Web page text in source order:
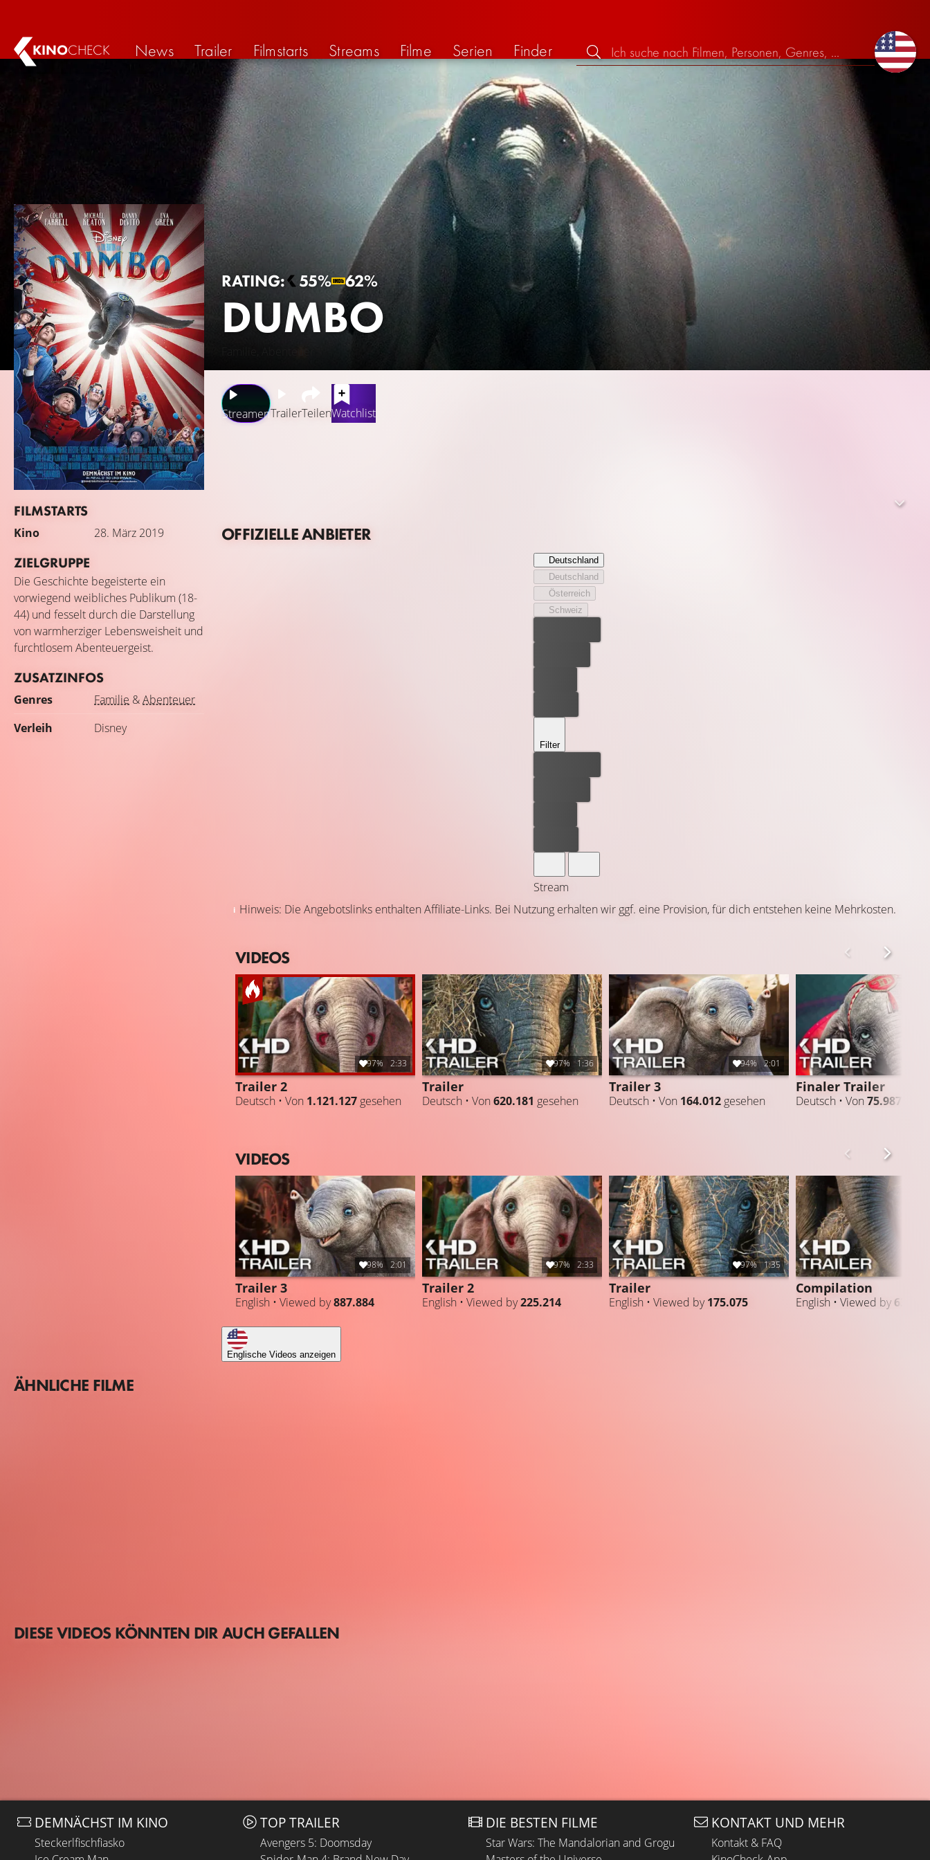
KINOCHECK News Trailer Filmstarts Streams Filme Serien Finder
RATING: 55% 62%
DUMBO
FILMSTARTS
Kino 28. März 2019
ZIELGRUPPE
Die Geschichte begeisterte ein
vorwiegend weibliches Publikum (18-
44) und fesselt durch die Darstellung
von warmherziger Lebensweisheit und
furchtlosem Abenteuergeist.
ZUSATZINFOS
Genres Familie &Abenteuer
Verleih
Disney
StreamenTrailerTeilenWatchlist
kann, setzt nicht nur die angeschlagene Zirkustruppe ihre Hoffnungen in den kleinen Dickhäuter. Der überzeugungskräftige Unternehmer V.A.
OFFIZIELLE ANBIETER
Deutschland
Deutschland
Österreich
Schweiz
Filter
Stream
Hinweis: Die Angebotslinks enthalten Affiliate-Links. Bei Nutzung erhalten wir ggf. eine Provision, für dich entstehen keine Mehrkosten.
VIDEOS
97% 2:33
Trailer 2
Deutsch • Von 1.121.127 gesehen
97% 1:36
Trailer
Deutsch • Von620.181 gesehen
94% 2:01
Trailer 3
Deutsch • Von 164.012 gesehen
Finaler Trailer
Deutsch • Von75.987
VIDEOS
98% 2:01
Trailer 3
English • Viewed by887.884
97% 2:33
Trailer 2
English • Viewed by225.214
97% 1:35
Trailer
English • Viewed by175.075
Compilation
English • Viewed by
Englische Videos anzeigen
ÄHNLICHE FILME
DIESE VIDEOS KÖNNTEN DIR AUCH GEFALLEN
DEMNÄCHST IM KINO
Steckerlfischfiasko
TOP TRAILER
Avengers 5: Doomsday
DIE BESTEN FILME
Star Wars: The Mandalorian and Grogu
KONTAKT UND MEHR
Kontakt & FAQ